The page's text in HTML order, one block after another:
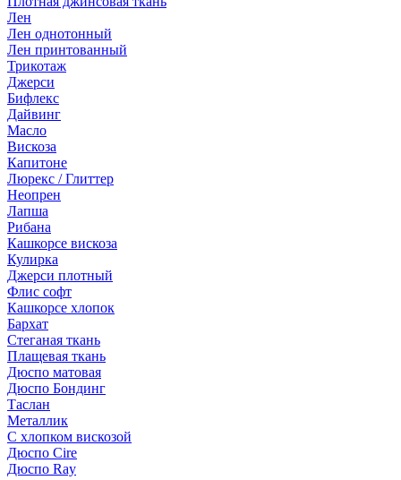
Лен
Лен однотонный
Лен принтованный
Трикотаж
Джерси
Бифлекс
Дайвинг
Масло
Вискоза
Капитоне
Люрекс / Глиттер
Неопрен
Лапша
Рибана
Кашкорсе вискоза
Кулирка
Джерси плотный
Флис софт
Кашкорсе хлопок
Бархат
Стеганая ткань
Плащевая ткань
Дюспо матовая
Дюспо Бондинг
Таслан
Металлик
С хлопком вискозой
Дюспо Cire
Дюспо Ray